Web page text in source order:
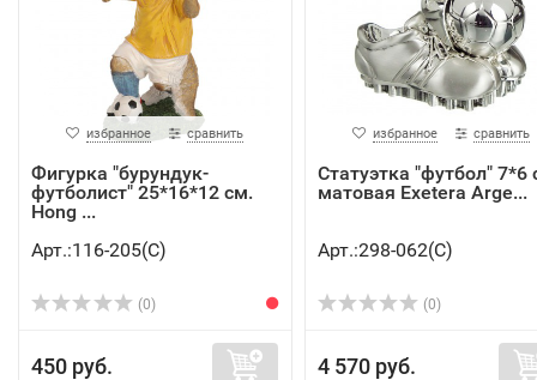
избранное сравнить
Фигурка "бурундук-
футболист" 25*16*12 см.
Hong ...
Арт.:116-205(C)
(0)
450 руб.
избранное сравнить
Статуэтка "футбол" 7*6
матовая Exetera Arge...
Арт.:298-062(C)
(0)
4 570 руб.